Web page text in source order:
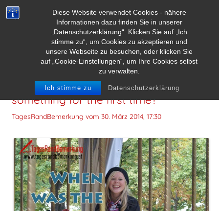
Diese Website verwendet Cookies - nähere
Informationen dazu finden Sie in unserer
„Datenschutzerklärung“. Klicken Sie auf „Ich
stimme zu“, um Cookies zu akzeptieren und
unsere Webseite zu besuchen, oder klicken Sie
auf „Cookie-Einstellungen“, um Ihre Cookies selbst
zu verwalten.
Ich stimme zu Datenschutzerklärung
When was the last time you did
something for the first time?
TagesRandBemerkung vom 30. März 2014, 17:30